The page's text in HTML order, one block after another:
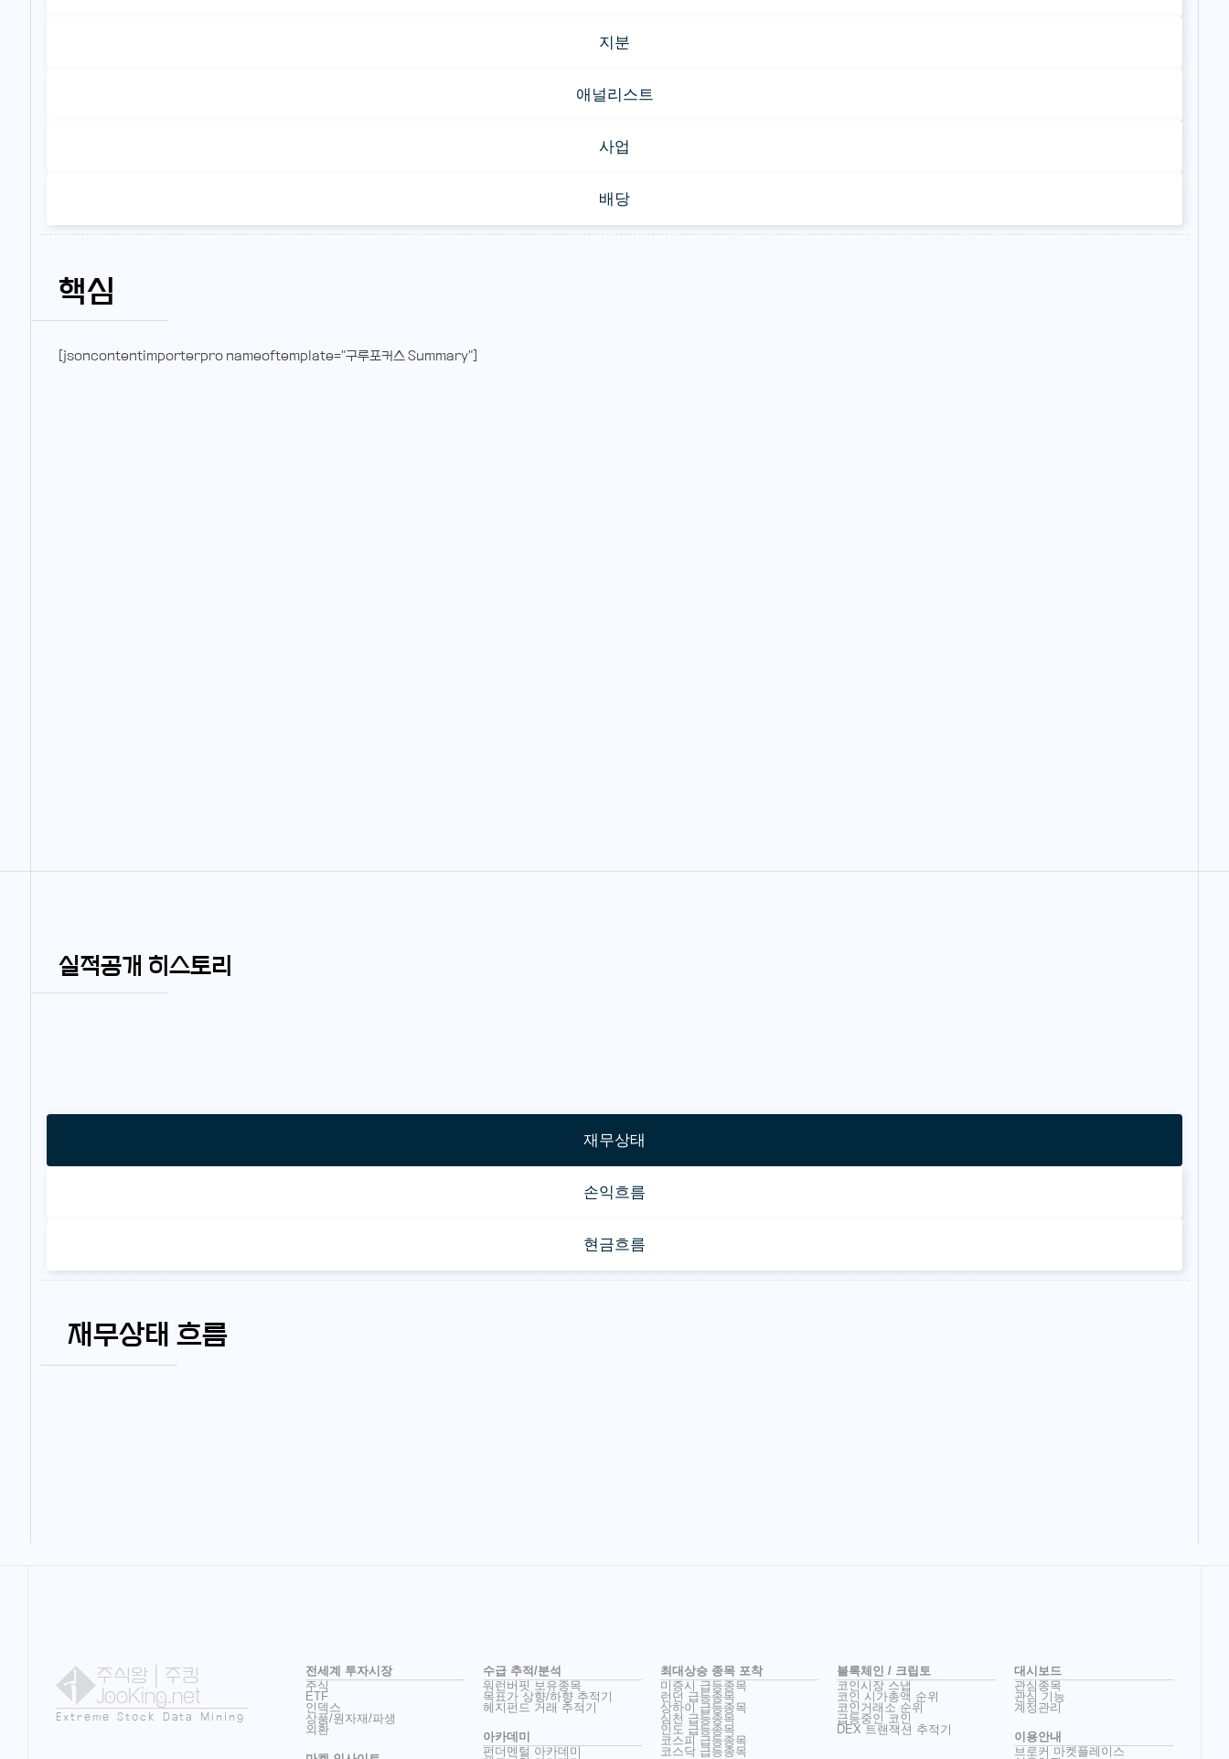
지분
애널리스트
사업
배당
핵심
[jsoncontentimporterpro nameoftemplate="구루포커스 Summary"]
실적공개 히스토리
재무상태
손익흐름
현금흐름
재무상태 흐름
주식왕 | 주킹
JooKing.net
Extreme Stock Data Mining
전세계 투자시장
주식
ETF
인덱스
상품/원자재/파생
외환
수급 추적/분석
워런버핏 보유종목
목표가 상향/하향 추적기
헤지펀드 거래 추적기
아카데미
펀더멘털 아카데미
최대상승 종목 포착
미증시 급등종목
런던 급등종목
상하이 급등종목
심천 급등종목
인도 급등종목
코스피 급등종목
코스닥 급등종목
블록체인 / 크립토
코인시장 스냅
코인 시가총액 순위
코인거래소 순위
급등중인 코인
DEX 트랜잭션 추적기
대시보드
관심종목
관심 기능
계정관리
이용안내
브로커 마켓플레이스